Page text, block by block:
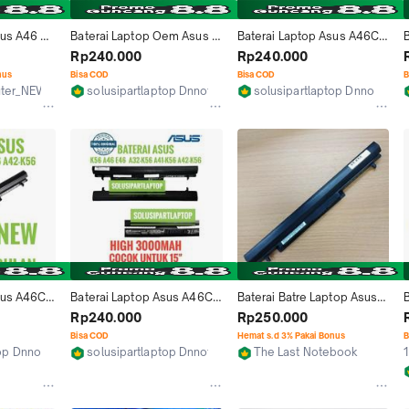
A46
Baterai Laptop Oem Asus
A46 A56 A46C K46 K56
VivoBook S505 / A41-K56
New
Rp240.000
Bisa COD
solusipartlaptop Dnnotebook
Baterai Laptop Asus A46C -
A56 - K46 - K56 - S40 -
S405 Series ORI
Rp240.000
Bisa COD
solusipartlaptop
A46C -
-
Dnnotebook
Baterai Laptop Asus A46C -
A56 - K46 - K56 - S40 -
S405 Series Original
Bergaransi
Rp240.000
Bisa COD
solusipartlaptop Dnnotebook
Baterai Batre Laptop Asus
A46CA A46CB A46CM
A46C A46 K46CA K46CB
K46CM
Rp250.000
Hemat s.d 3% Pakai Bonus
The Last Notebook